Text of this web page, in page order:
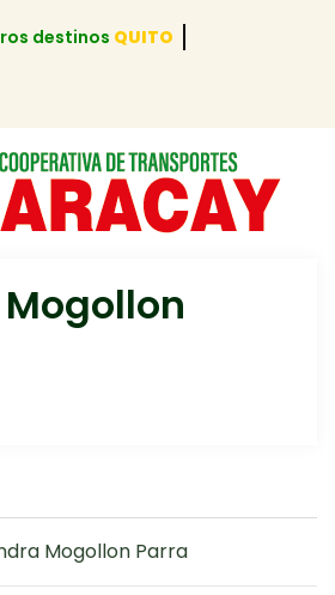
destinosQUITO
Mogollon Parra